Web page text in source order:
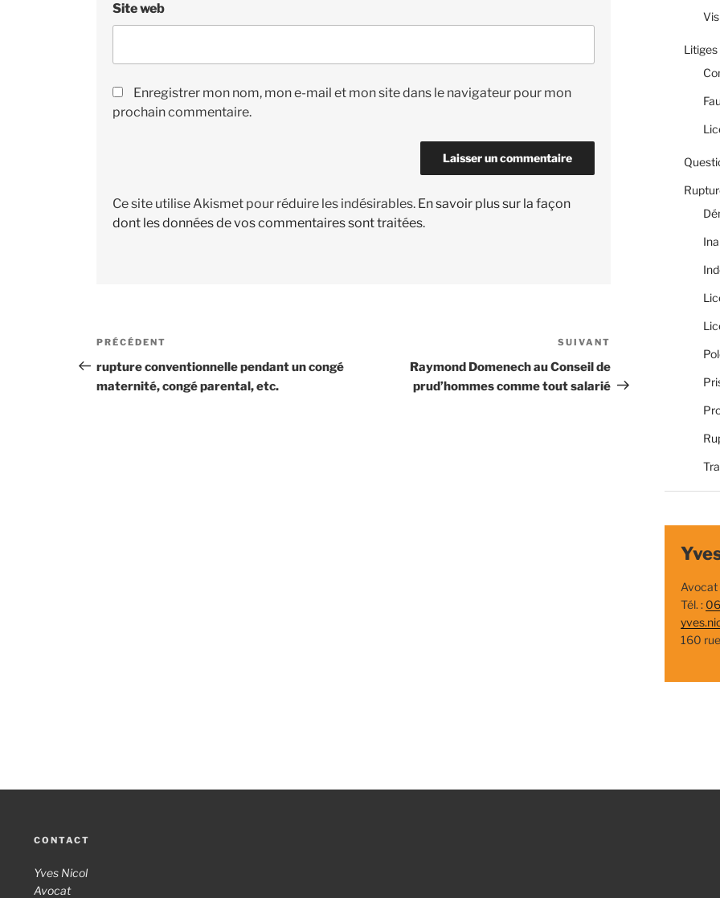
Site web
Enregistrer mon nom, mon e-mail et mon site dans le navigateur pour mon
prochain commentaire.
Ce site utilise Akismet pour réduire les indésirables. En savoir plus sur la façon
dont les données de vos commentaires sont traitées.
Navigation
de
l’article
Article
précédent
PRÉCÉDENT
rupture conventionnelle pendant un congé
maternité, congé parental, etc.
SUIVANT
Raymond Domenech au Conseil de
prud’hommes comme tout salarié
Litiges
Avocat
Tél. :
160
CONTACT
Yves Nicol
Avocat